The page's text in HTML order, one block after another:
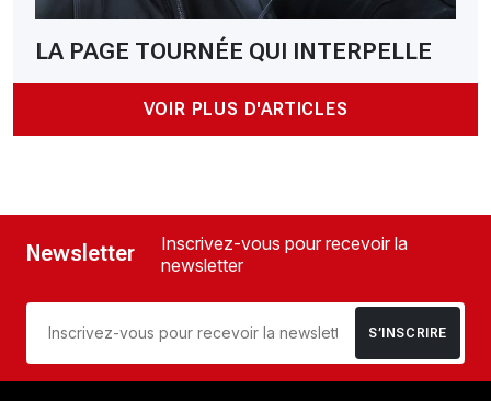
LA PAGE TOURNÉE QUI INTERPELLE
VOIR PLUS D'ARTICLES
Newsletter
Inscrivez-vous pour recevoir la
newsletter
S’INSCRIRE